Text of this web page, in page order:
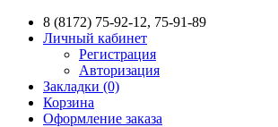
8 (8172) 75-92-12, 75-91-89
Личный кабинет
Регистрация
Авторизация
Закладки (0)
Корзина
Оформление заказа